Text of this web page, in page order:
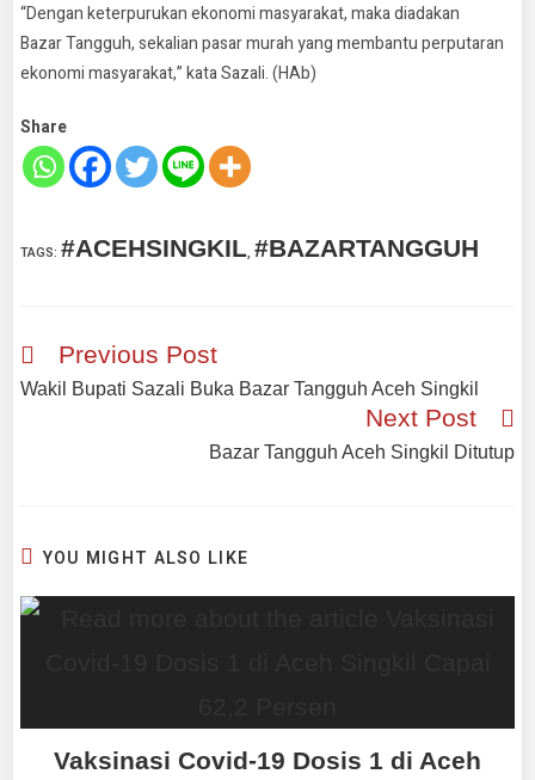
“Dengan keterpurukan ekonomi masyarakat, maka diadakan
Bazar Tangguh, sekalian pasar murah yang membantu perputaran
ekonomi masyarakat,” kata Sazali. (HAb)
Share
TAGS:#ACEHSINGKIL, #BAZARTANGGUH
Previous Post
Wakil Bupati Sazali Buka Bazar Tangguh Aceh Singkil
Next Post
Bazar Tangguh Aceh Singkil Ditutup
YOU MIGHT ALSO LIKE
Vaksinasi Covid-19 Dosis 1 di Aceh